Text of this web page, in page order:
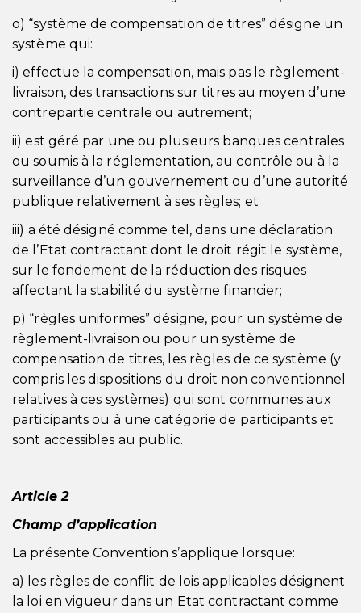
o) “système de compensation de titres” désigne un
système qui:
i) effectue la compensation, mais pas le règlement-
livraison, des transactions sur titres au moyen d’une
contrepartie centrale ou autrement;
ii) est géré par une ou plusieurs banques centrales
ou soumis à la réglementation, au contrôle ou à la
surveillance d’un gouvernement ou d’une autorité
publique relativement à ses règles; et
iii) a été désigné comme tel, dans une déclaration
de l’Etat contractant dont le droit régit le système,
sur le fondement de la réduction des risques
affectant la stabilité du système financier;
p) “règles uniformes” désigne, pour un système de
règlement-livraison ou pour un système de
compensation de titres, les règles de ce système (y
compris les dispositions du droit non conventionnel
relatives à ces systèmes) qui sont communes aux
participants ou à une catégorie de participants et
sont accessibles au public.
Article 2
Champ d’application
La présente Convention s’applique lorsque:
a) les règles de conflit de lois applicables désignent
la loi en vigueur dans un Etat contractant comme